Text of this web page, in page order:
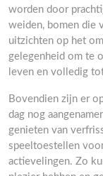
worden door
weiden, bomen die
uitzichten op het
gelegenheid om te
leven en volledig
Bovendien zijn er
dag nog
genieten van
speeltoestellen
actievelingen. Zo